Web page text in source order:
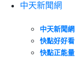
中天新聞網
中天新聞網
快點好好看
快點正能量